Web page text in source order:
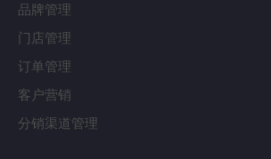
品牌管理
门店管理
订单管理
客户营销
分销渠道管理